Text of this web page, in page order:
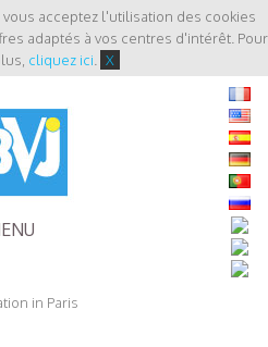
acceptez l'utilisation des cookies
adaptés à vos centres d'intérêt. Pour
cliquez ici X
in Paris